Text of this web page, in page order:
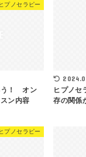
ヒプノセラピー
う！ オン
ン内容
ヒプノセ
存の関係
ヒプノセラピー